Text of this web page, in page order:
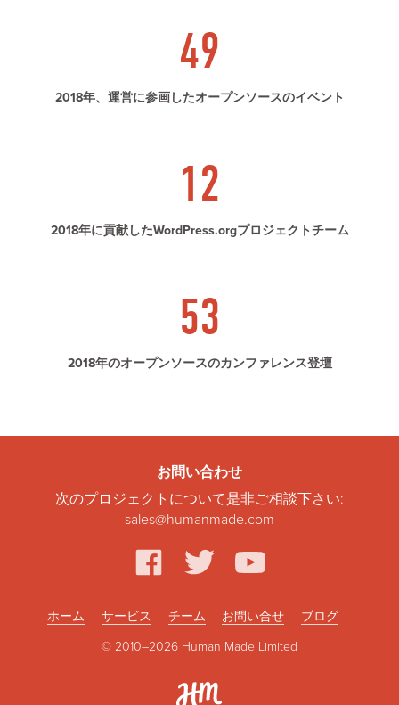
49
2018年、運営に参画したオープンソースのイベント
12
2018年に貢献したWordPress.orgプロジェクトチーム
53
2018年のオープンソースのカンファレンス登壇
お問い合わせ
次のプロジェクトについて是非ご相談下さい:
sales@humanmade.com
facebook
twitter
© 2010–2026 Human Made Limited
ホーム サービス チーム お問い合せ ブログ